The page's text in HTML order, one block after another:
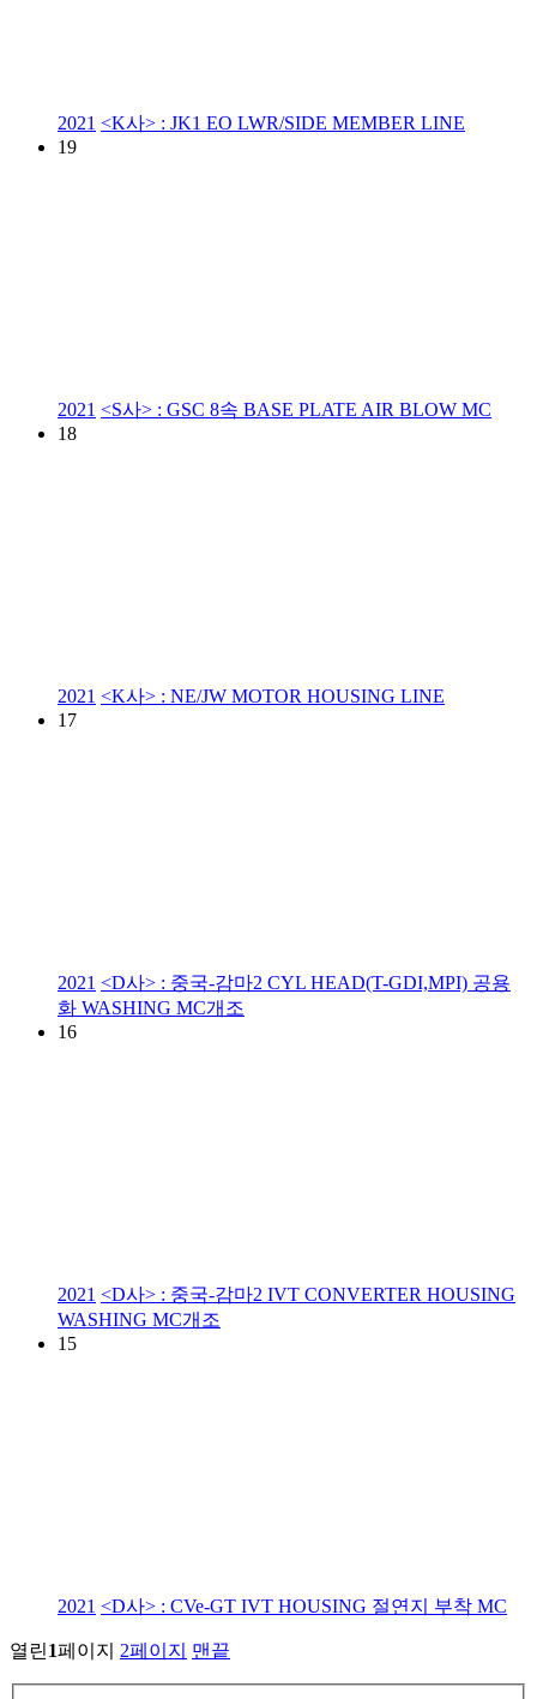
2021 <K사> : JK1 EO LWR/SIDE MEMBER LINE
19
2021 <S사> : GSC 8속 BASE PLATE AIR BLOW MC
18
2021 <K사> : NE/JW MOTOR HOUSING LINE
17
2021 <D사> : 중국-감마2 CYL HEAD(T-GDI,MPI) 공용
화 WASHING MC개조
16
2021 <D사> : 중국-감마2 IVT CONVERTER HOUSING
WASHING MC개조
15
2021 <D사> : CVe-GT IVT HOUSING 절연지 부착 MC
열린1페이지 2페이지 맨끝